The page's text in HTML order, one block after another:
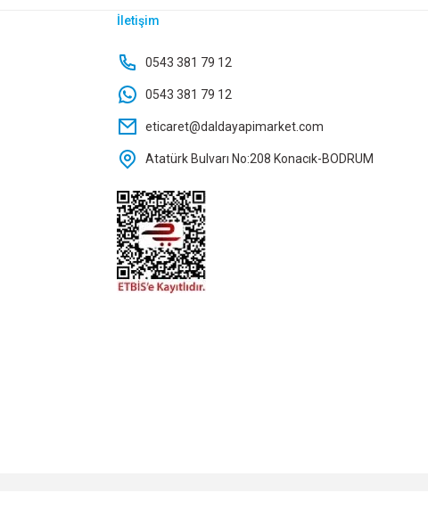
İletişim
0543 381 79 12
0543 381 79 12
eticaret@daldayapimarket.com
Atatürk Bulvarı No:208 Konacık-BODRUM